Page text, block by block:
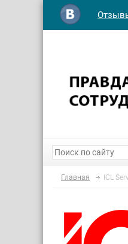
Главная ICL